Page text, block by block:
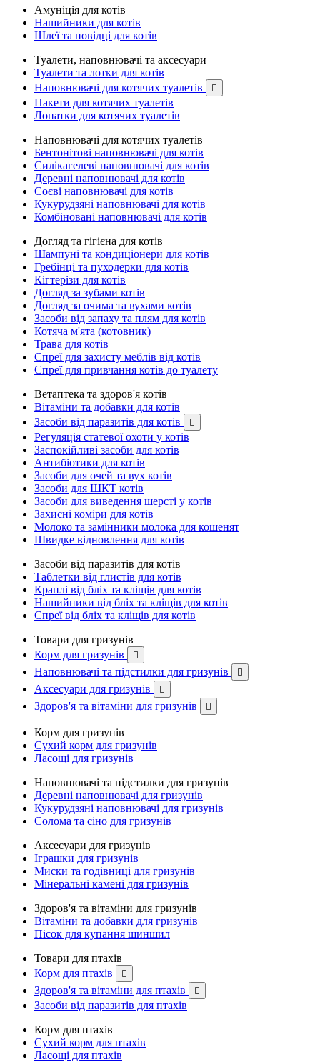
Амуніція для котів
Нашийники для котів
Шлеї та повідці для котів
Туалети, наповнювачі та аксесуари
Туалети та лотки для котів
Наповнювачі для котячих туалетів

Пакети для котячих туалетів
Лопатки для котячих туалетів
Наповнювачі для котячих туалетів
Бентонітові наповнювачі для котів
Силікагелеві наповнювачі для котів
Деревні наповнювачі для котів
Соєві наповнювачі для котів
Кукурудзяні наповнювачі для котів
Комбіновані наповнювачі для котів
Догляд та гігієна для котів
Шампуні та кондиціонери для котів
Гребінці та пуходерки для котів
Кігтерізи для котів
Догляд за зубами котів
Догляд за очима та вухами котів
Засоби від запаху та плям для котів
Котяча м'ята (котовник)
Трава для котів
Спреї для захисту меблів від котів
Спреї для привчання котів до туалету
Ветаптека та здоров'я котів
Вітаміни та добавки для котів
Засоби від паразитів для котів

Регуляція статевої охоти у котів
Заспокійливі засоби для котів
Антибіотики для котів
Засоби для очей та вух котів
Засоби для ШКТ котів
Засоби для виведення шерсті у котів
Захисні коміри для котів
Молоко та замінники молока для кошенят
Швидке відновлення для котів
Засоби від паразитів для котів
Таблетки від глистів для котів
Краплі від бліх та кліщів для котів
Нашийники від бліх та кліщів для котів
Спреї від бліх та кліщів для котів
Товари для гризунів
Корм для гризунів

Наповнювачі та підстилки для гризунів 
Аксесуари для гризунів 
Здоров'я та вітаміни для гризунів 
Корм для гризунів
Сухий корм для гризунів
Ласощі для гризунів
Наповнювачі та підстилки для гризунів
Деревні наповнювачі для гризунів
Кукурудзяні наповнювачі для гризунів
Солома та сіно для гризунів
Аксесуари для гризунів
Іграшки для гризунів
Миски та годівниці для гризунів
Мінеральні камені для гризунів
Здоров'я та вітаміни для гризунів
Вітаміни та добавки для гризунів
Пісок для купання шиншил
Товари для птахів
Корм для птахів

Здоров'я та вітаміни для птахів 
Засоби від паразитів для птахів
Корм для птахів
Сухий корм для птахів
Ласощі для птахів